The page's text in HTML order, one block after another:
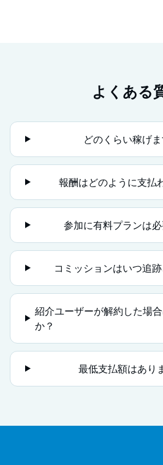
よくある
どのくらい稼げま
報酬はどのように支払
参加に有料プランは
コミッションはいつ追
紹介ユーザーが解約した場
か？
最低支払額はあり